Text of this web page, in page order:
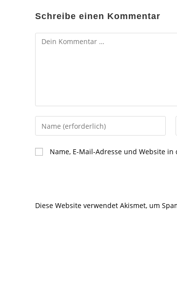
Schreibe einen Kommentar
Kommentar
Gib
deinen
Namen
oder
ein
Name, E-Mail-Adresse und Website
Diese Website verwendet Akismet, um